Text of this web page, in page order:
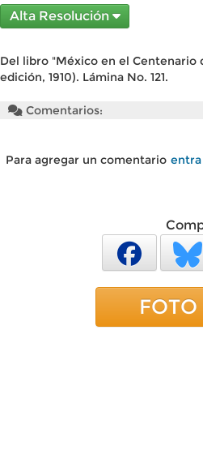
Alta Resolución
Del libro "México en el Centenario
edición, 1910). Lámina No. 121.
Comentarios:
Para agregar un comentario